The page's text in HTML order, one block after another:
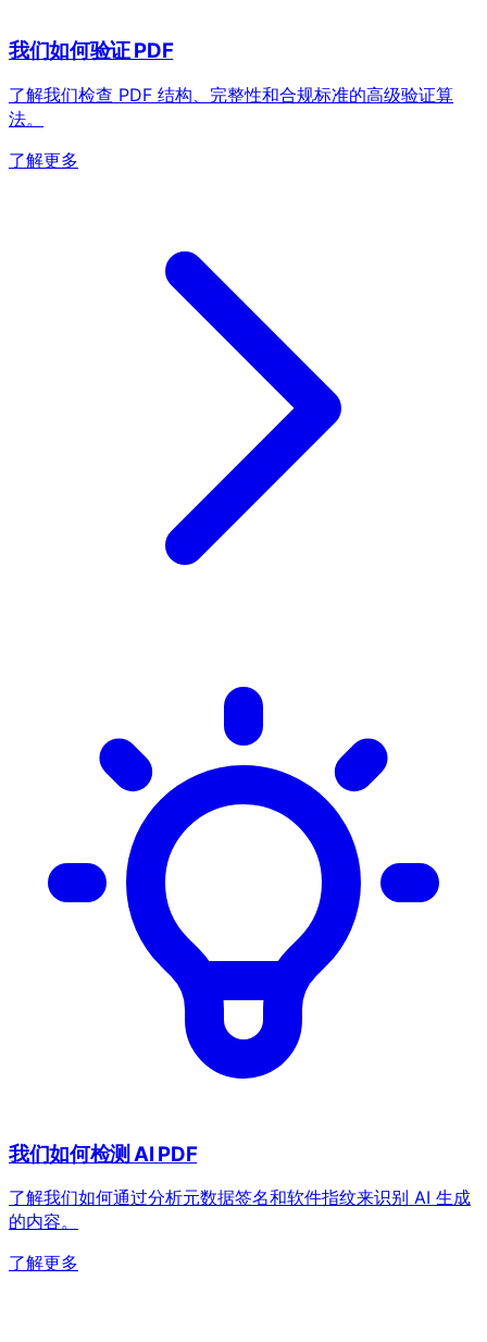
我们如何验证 PDF
了解我们检查 PDF 结构、完整性和合规标准的高级验证算
法。
了解更多
我们如何检测 AI PDF
了解我们如何通过分析元数据签名和软件指纹来识别 AI 生成
的内容。
了解更多